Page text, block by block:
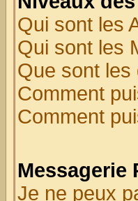
Qui sont les
Qui sont les
Que sont les
Comment
Comment
Messagerie
Je ne peux